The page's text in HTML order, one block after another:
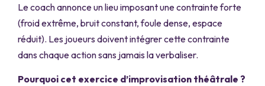
Le coach annonce un lieu imposant une contrainte forte
(froid extrême, bruit constant, foule dense, espace
réduit). Les joueurs doivent intégrer cette contrainte
dans chaque action sans jamais la verbaliser.
Pourquoi cet exercice d’improvisation théâtrale ?